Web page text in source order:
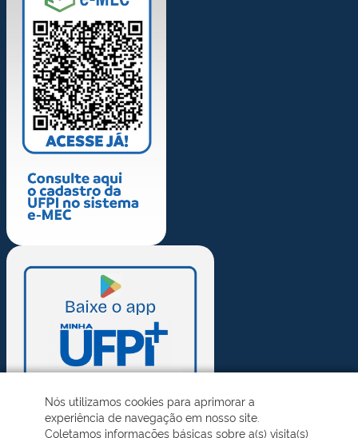
Nós utilizamos cookies para aprimorar a
experiência de navegação em nosso site.
Coletamos informações básicas sobre a(s) visita(s)